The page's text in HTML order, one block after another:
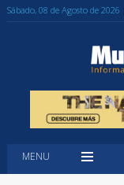
Sábado, 08 de Agosto de 2026
MENU